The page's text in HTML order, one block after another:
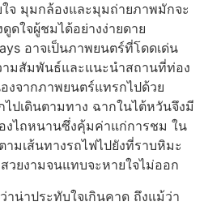
จ มุมกล้องและมุมถ่ายภาพมักจะ
ดใจผู้ชมได้อย่างง่ายดาย
อาจเป็นภาพยนตร์ที่โดดเด่น
ามสัมพันธ์และแนะนำสถานที่ท่อง
งจากภาพยนตร์แทรกไปด้วย
ปเดินตามทาง ฉากในไต้หวันจึงมี
ไถหนานซึ่งคุ้มค่าแก่การชม ใน
มเส้นทางรถไฟไปยังที่ราบหิมะ
ยงามจนแทบจะหายใจไม่ออก
น่าประทับใจเกินคาด ถึงแม้ว่า